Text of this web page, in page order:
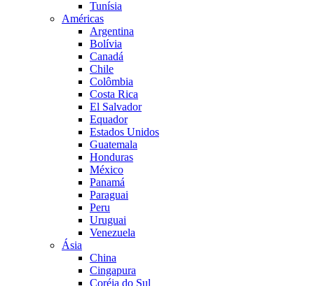
Tunísia
Américas
Argentina
Bolívia
Canadá
Chile
Colômbia
Costa Rica
El Salvador
Equador
Estados Unidos
Guatemala
Honduras
México
Panamá
Paraguai
Peru
Uruguai
Venezuela
Ásia
China
Cingapura
Coréia do Sul